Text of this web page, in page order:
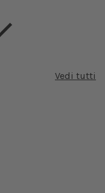
Vedi tutti